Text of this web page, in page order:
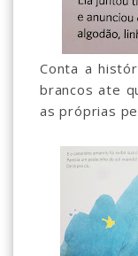
Conta a
brancos ate
as próprias